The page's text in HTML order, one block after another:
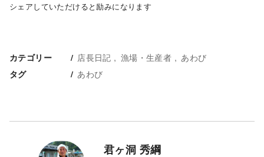
シェアしていただけると励みになります
カテゴリー 店長日記 漁場・生産者 あわび
タグ あわび
君ヶ洞 秀綱